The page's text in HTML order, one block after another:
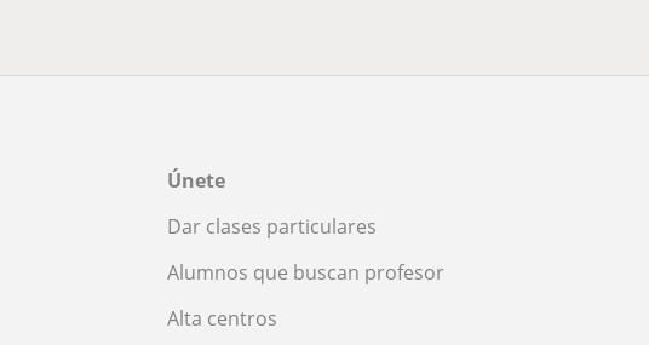
Únete
Dar clases particulares
Alumnos que buscan profesor
Alta centros